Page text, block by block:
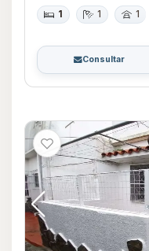
1 1 1
Consultar